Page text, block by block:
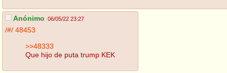
Anónimo 06/05/22 23:27
/#/ 48453
>>48333
Que hijo de puta trump KEK